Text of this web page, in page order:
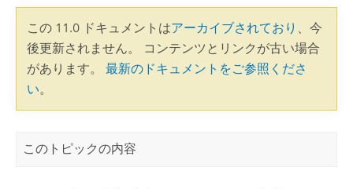
この 11.0 ドキュメントはアーカイブされており 、今
後更新されません。 コンテンツとリンクが古い場合
があります。 最新のドキュメントをご参照くださ
い。
このトピックの内容